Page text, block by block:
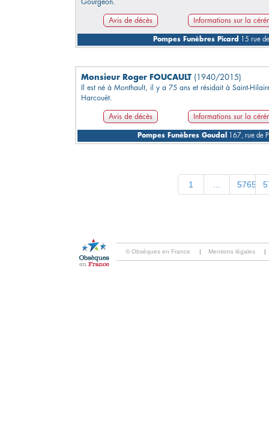
Gourgeon.
Avis de décès Informations sur la
Pompes Funèbres Picard 15 rue
Monsieur Roger FOUCAULT (1940/2015)
Il est né à Monthault, il y a 75 ans et résidait à Saint-
Harcouët.
Avis de décès Informations sur la
Pompes Funèbres Goudal 167, rue de
1 5765
© Obsèques en France | Mentions légales |